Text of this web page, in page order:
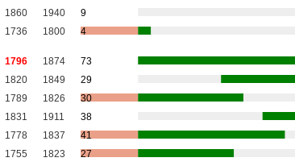
1860 1940
9
1736 1800 4
1796 1874
73
1820 1849
29
1789 1826
30
1831 1911
38
1778 1837
41
1755 1823
27